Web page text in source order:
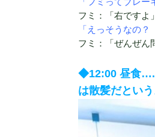
フミ：「右ですよ」
「えっそうなの
フミ：「ぜんぜん
◆12:00 昼食….
は散髪だという